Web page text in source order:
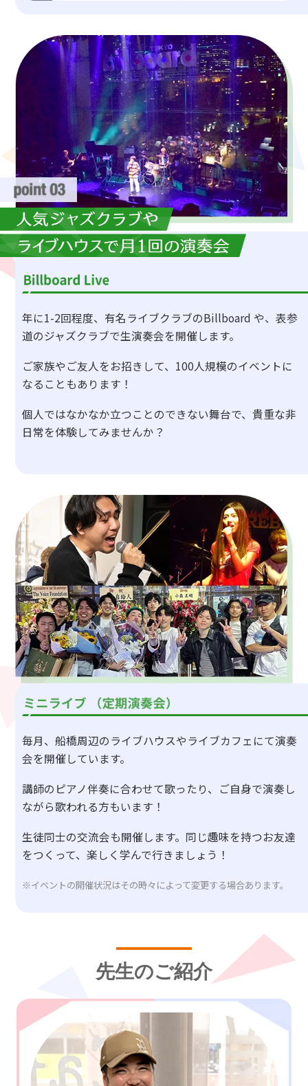
年に1-2回程度、有名ライブクラブのBillboard や、表参
道のジャズクラブで生演奏会を開催します。
ご家族やご友人をお招きして、100人規模のイベントに
なることもあります！
個人ではなかなか立つことのできない舞台で、貴重な非
日常を体験してみませんか？
毎月、船橋周辺のライブハウスやライブカフェにて演奏
会を開催しています。
講師のピアノ伴奏に合わせて歌ったり、ご自身で演奏し
ながら歌われる方もいます！
生徒同士の交流会も開催します。同じ趣味を持つお友達
をつくって、楽しく学んで行きましょう！
※イベントの開催状況はその時々によって変更する場合あります。
先生のご紹介